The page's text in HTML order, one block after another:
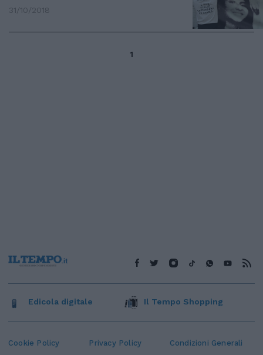
31/10/2018
1
Cookie Policy Privacy Policy Condizioni Generali
Edicola digitale Il Tempo Shopping